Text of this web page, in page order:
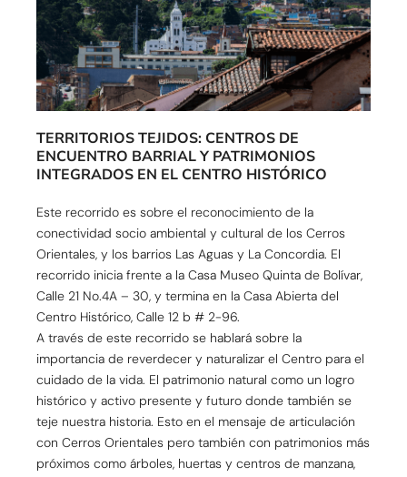
TERRITORIOS TEJIDOS: CENTROS DE
ENCUENTRO BARRIAL Y PATRIMONIOS
INTEGRADOS EN EL CENTRO HISTÓRICO
Este recorrido es sobre el reconocimiento de la
conectividad socio ambiental y cultural de los Cerros
Orientales, y los barrios Las Aguas y La Concordia. El
recorrido inicia frente a la Casa Museo Quinta de Bolívar,
Calle 21 No.4A – 30, y termina en la Casa Abierta del
Centro Histórico, Calle 12 b # 2-96.
A través de este recorrido se hablará sobre la
importancia de reverdecer y naturalizar el Centro para el
cuidado de la vida. El patrimonio natural como un logro
histórico y activo presente y futuro donde también se
teje nuestra historia. Esto en el mensaje de articulación
con Cerros Orientales pero también con patrimonios más
próximos como árboles, huertas y centros de manzana,